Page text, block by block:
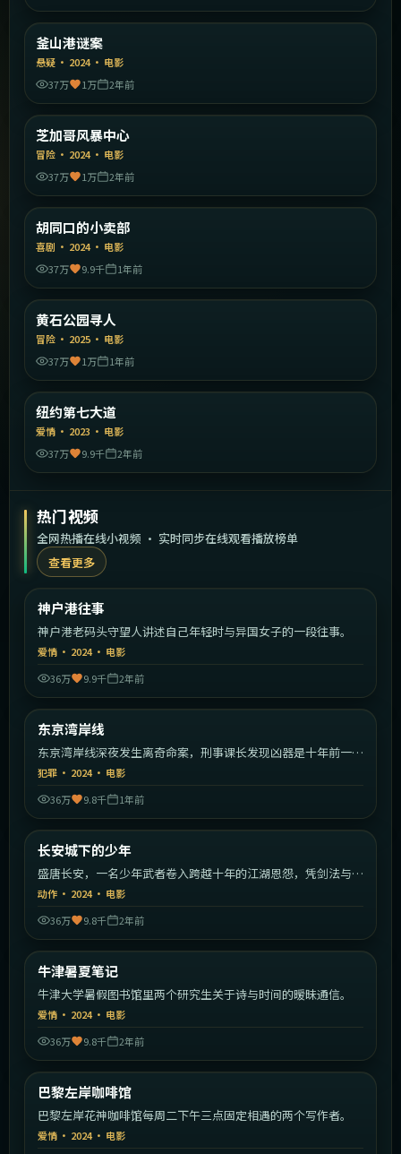
精选
釜山港谜案
悬疑 · 2024· 电影
37万
1万 2年前
精选
芝加哥风暴中心
冒险 · 2024· 电影
37万
1万 2年前
精选
胡同口的小卖部
喜剧 · 2024· 电影
37万
9.9千 1年前
精选
黄石公园寻人
冒险 · 2025 · 电影
37万
1万 1年前
精选
纽约第七大道
爱情 · 2023 · 电影
37万
9.9千 2年前
热门视频
全网热播在线小视频 · 实时同步在线观看播放榜单
查看更多
热门
神户港往事
神户港老码头守望人讲述自己年轻时与异国女子的一段往事。
爱情 · 2024· 电影
36万
9.9千 2年前
热门
东京湾岸线
东京湾岸线深夜发生离奇命案，刑事课长发现凶器是十年前一桩
旧案。
犯罪 · 2024· 电影
36万
9.8千 1年前
热门
长安城下的少年
盛唐长安，一名少年武者卷入跨越十年的江湖恩怨，凭剑法与智
慧揭开尘封往事。
动作 · 2024· 电影
36万
9.8千 2年前
热门
牛津暑夏笔记
牛津大学暑假图书馆里两个研究生关于诗与时间的暧昧通信。
爱情 · 2024· 电影
36万
9.8千 2年前
热门
巴黎左岸咖啡馆
巴黎左岸花神咖啡馆每周二下午三点固定相遇的两个写作者。
爱情 · 2024· 电影